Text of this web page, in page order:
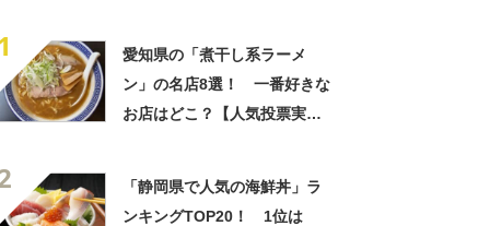
愛知県の「煮干し系ラーメ
ン」の名店8選！ 一番好きな
お店はどこ？【人気投票実施
「静岡県で人気の海鮮丼」ラ
ンキングTOP20！ 1位は